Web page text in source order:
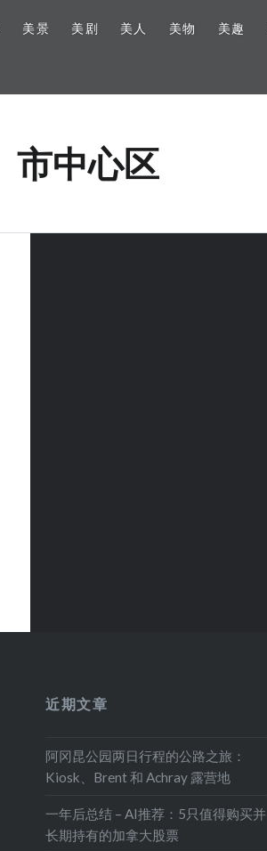
美景 美剧 美人 美物 美趣
市中心区
近期文章
阿冈昆公园两日行程的公路之旅：
Kiosk、Brent 和 Achray 露营地
一年后总结 – AI推荐：5只值得购买并
长期持有的加拿大股票